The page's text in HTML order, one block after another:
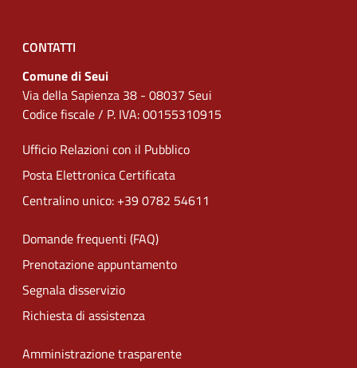
CONTATTI
Comune di Seui
Via della Sapienza 38 - 08037 Seui
Codice fiscale / P. IVA: 00155310915
Ufficio Relazioni con il Pubblico
Posta Elettronica Certificata
Centralino unico: +39 0782 54611
Domande frequenti (FAQ)
Prenotazione appuntamento
Segnala disservizio
Richiesta di assistenza
Amministrazione trasparente